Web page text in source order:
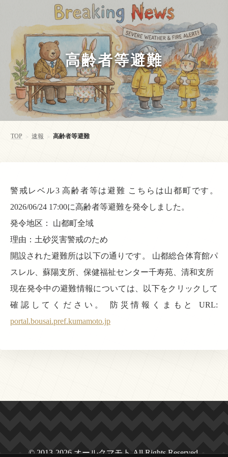
高齢者等避難
TOP > 速報 > 高齢者等避難
警戒レベル3 高齢者等は避難 こちらは山都町です。
2026/06/24 17:00に高齢者等避難を発令しました。
発令地区： 山都町全域
理由：土砂災害警戒のため
開設された避難所は以下の通りです。 山都総合体育館パ
スレル、蘇陽支所、保健福祉センター千寿苑、清和支所
現在発令中の避難情報については、以下をクリックして
確認してください。 防災情報くまもと URL:
portal.bousai.pref.kumamoto.jp
© 2013-2026 オールクマモト All Rights Reserved.